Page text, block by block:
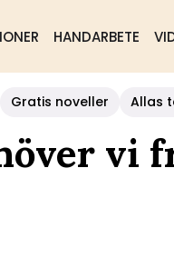
HANDARBETE
Gratis noveller Allas
vi